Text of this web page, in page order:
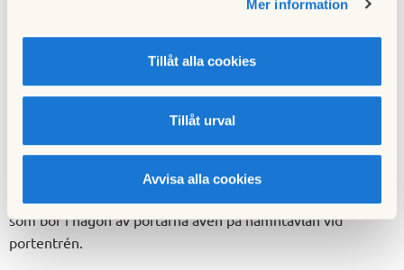
Mer information
Tillåt alla cookies
Tillåt urval
Avvisa alla cookies
länge som du innehar en bostadsrätt och fysiskt bor i Brf
Lägenhetsnumrering/lägenhetsregister
001 i port nr 80 och slutar med nummer 102 på adress
nummer 188.
Ditt lägenhetsnummer finner du på en liten skylt som sitter
som bor i någon av portarna även på namntavlan vid
portentrén.